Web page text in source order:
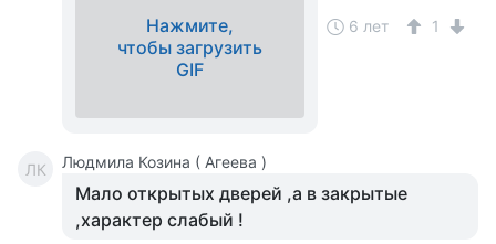
Нажмите,
чтобы загрузить
GIF
6 лет 1
ЛК Людмила Козина ( Агеева )
Мало открытых дверей ,а в закрытые
,характер слабый !